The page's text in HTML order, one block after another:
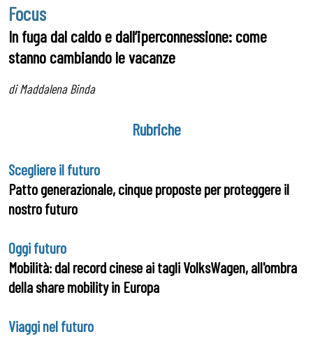
Focus
In fuga dal caldo e dall’iperconnessione: come
stanno cambiando le vacanze
di Maddalena Binda
Rubriche
Scegliere il futuro
Patto generazionale, cinque proposte per proteggere il
nostro futuro
Oggi futuro
Mobilità: dal record cinese ai tagli VolksWagen, all'ombra
della share mobility in Europa
Viaggi nel futuro